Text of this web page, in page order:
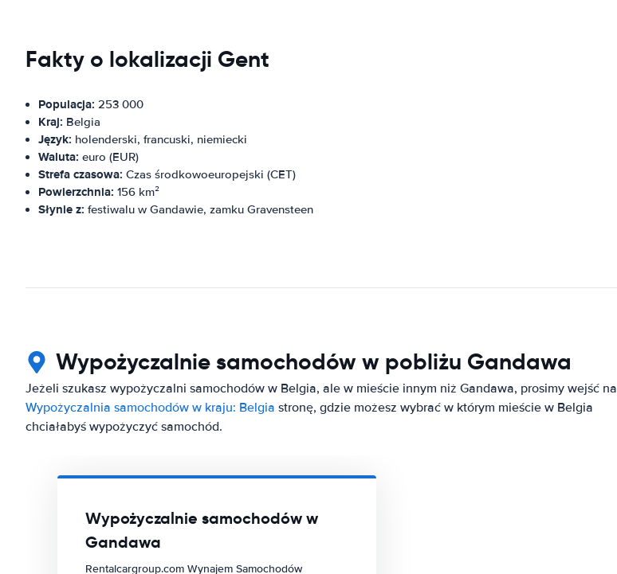
Fakty o lokalizacji Gent
Populacja: 253 000
Kraj: Belgia
Język: holenderski, francuski, niemiecki
Waluta: euro (EUR)
Strefa czasowa: Czas środkowoeuropejski (CET)
Powierzchnia: 156 km²
Słynie z: festiwalu w Gandawie, zamku Gravensteen
Wypożyczalnie samochodów w pobliżu Gandawa
Jeżeli szukasz wypożyczalni samochodów w Belgia, ale w mieście innym niż Gandawa, prosimy wejść na
Wypożyczalnia samochodów w kraju: Belgia stronę, gdzie możesz wybrać w którym mieście w Belgia
chciałabyś wypożyczyć samochód.
Wypożyczalnie samochodów w
Gandawa
Rentalcargroup.com Wynajem Samochodów